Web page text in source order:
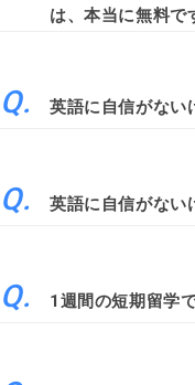
は、本当に無料で
英語に自信がない
英語に自信がない
1週間の短期留学